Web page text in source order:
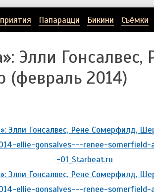
Папарацци Бикини Съёмки
Элли
2014)